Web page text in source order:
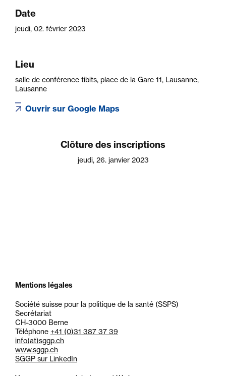
Date
jeudi, 02. février 2023
Lieu
salle de conférence tibits, place de la Gare 11, Lausanne,
Lausanne
Ouvrir sur Google Maps
Clôture des inscriptions
jeudi, 26. janvier 2023
Mentions légales
Société suisse pour la politique de la santé (SSPS)
Secrétariat
CH-3000 Berne
Téléphone +41 (0)31 387 37 39
info(at)sggp.ch
www.sggp.ch
SGGP sur LinkedIn